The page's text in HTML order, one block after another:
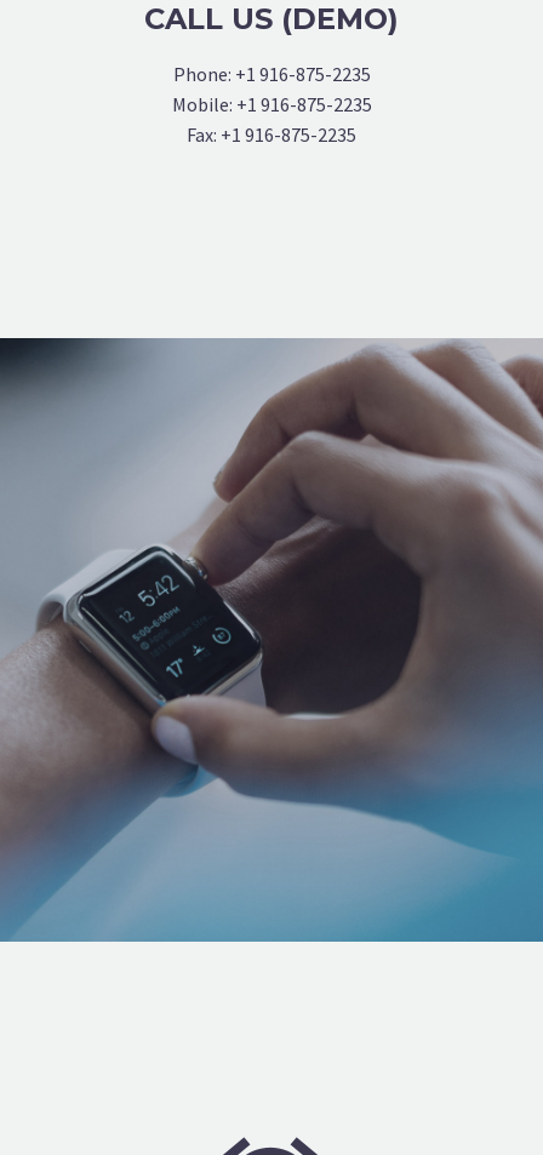
CALL US (DEMO)
Phone: +1 916-875-2235
Mobile: +1 916-875-2235
Fax: +1 916-875-2235